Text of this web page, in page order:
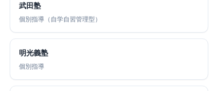
武田塾
個別指導（自学自習管理型）
明光義塾
個別指導